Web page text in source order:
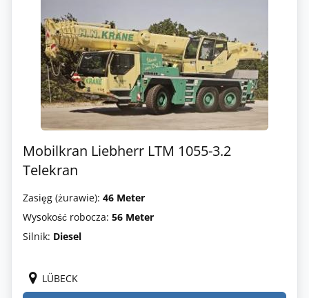
Mobilkran Liebherr LTM 1055-3.2
Telekran
Zasięg (żurawie): 46 Meter
Wysokość robocza: 56 Meter
Silnik: Diesel
LÜBECK